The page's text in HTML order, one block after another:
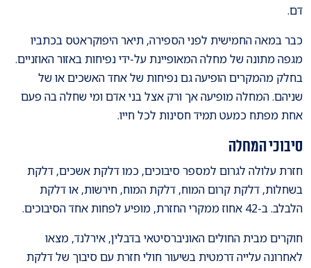
דם.
כבר במאה החמישית לפני הספירה, תיאר היפוקראטס בכתביו
מגפה מתונה של מחלה המאופיינת על-ידי נפיחות באזור האוזניים.
בחלק מהמקרים הופיעה גם נפיחות של אחד האשכים או של
שניהם. המחלה מופיעה אך ורק אצל בני אדם ומי שחלה בה פעם
אחת מפתח כמעט תמיד חסינות לכל חייו.
סיבוכי המחלה
חזרת עלולה לגרום למספר סיבוכים, כמו דלקת אשכים, דלקת
בשחלות, דלקת קרום המוח, דלקת המוח, חירשות, או דלקת
הלבלב. ב-42 אחוז ממקרי החזרת, מופיע לפחות אחד הסיבוכים.
חוקרים מבית החולים האוניברסיטאי בדבלין, אירלנד, מצאו
לאחרונה עלייה דרמטית בשיעור חולי חזרת עם סיבוך של דלקת